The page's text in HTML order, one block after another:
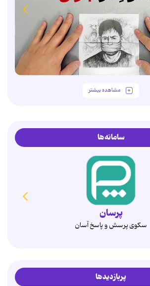
مشاهده بیشتر
سامانه‌ها
همدم
انتخاب آگاهانه، ازدواج پایدار
پربازدیدها